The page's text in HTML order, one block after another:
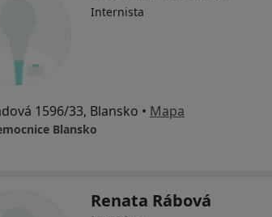
Internista
1596/33, Blansko • Mapa
Blansko
Renata Rábová